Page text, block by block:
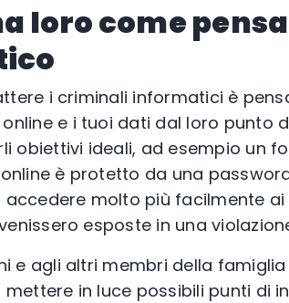
loro come
i criminali informatici è
e i tuoi dati dal loro punto
obiettivi ideali, ad esempio un
è protetto da una
accedere molto più facilmente
esposte in una
e agli altri membri della
in luce possibili punti di